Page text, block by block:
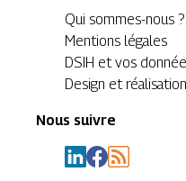
Qui sommes-nous ?
Mentions légales
DSIH et vos
Design et
Nous suivre